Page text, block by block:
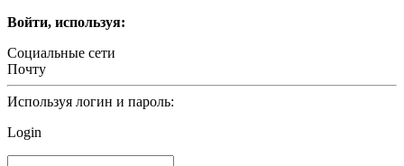
Войти, используя:
Социальные сети
Почту
Используя логин и пароль:
Login